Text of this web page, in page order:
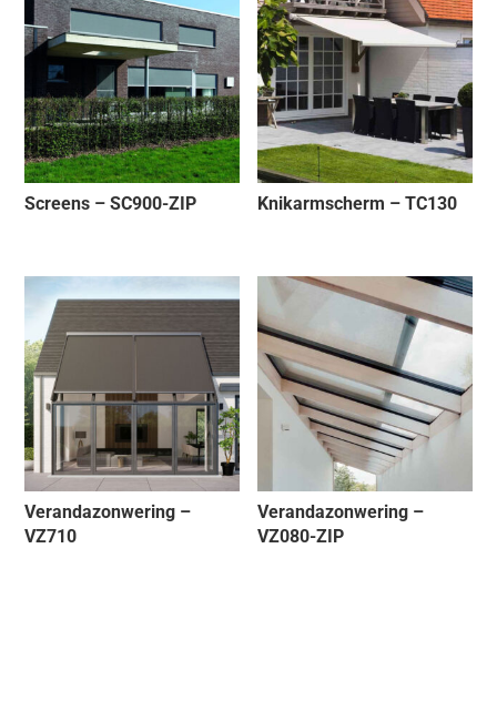
Screens – SC900-ZIP Knikarmscherm – TC130
Verandazonwering –
VZ710
Verandazonwering –
VZ080-ZIP